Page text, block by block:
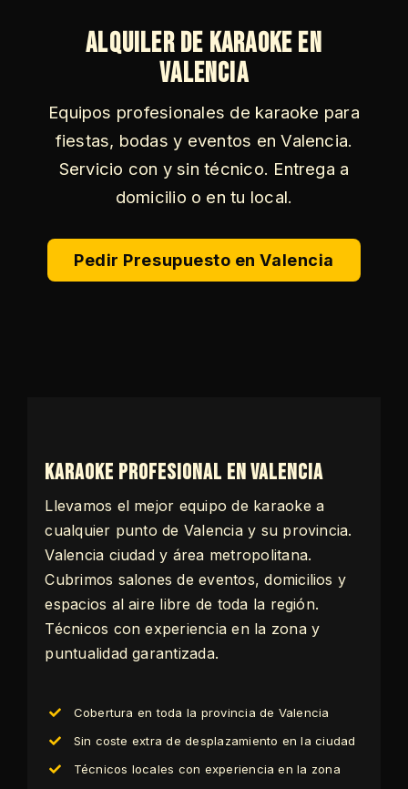
Alquiler de Karaoke en
Valencia
Equipos profesionales de karaoke para
fiestas, bodas y eventos en Valencia.
Servicio con y sin técnico. Entrega a
domicilio o en tu local.
Pedir Presupuesto en Valencia
Karaoke profesional en Valencia
Llevamos el mejor equipo de karaoke a
cualquier punto de Valencia y su provincia.
Valencia ciudad y área metropolitana.
Cubrimos salones de eventos, domicilios y
espacios al aire libre de toda la región.
Técnicos con experiencia en la zona y
puntualidad garantizada.
Cobertura en toda la provincia de Valencia
Sin coste extra de desplazamiento en la ciudad
Técnicos locales con experiencia en la zona